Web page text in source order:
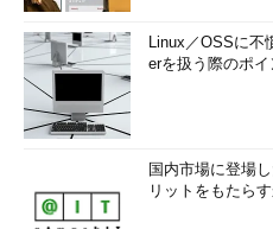
前述したもの以外にも便利なオ
ネトレーションテストの現場で
を紹介しよう。
●冗長オプション（-v）
標準出力に進行中のスキャン
うになる。例えば、このオプシ
了後オープンポートを出力する
Linux／OSSに不
erを扱う際のポイ
国内市場に登場
リットをもたら